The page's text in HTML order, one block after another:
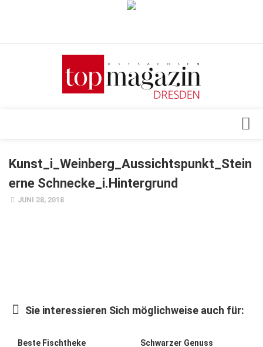
Verkaufsstellen
Top Gesundheitsforum Dresden / Ostsachsen
Mediadaten
Events
Lifestyle
Kunst_i_Weinberg_Aussichtspunkt_Stein
erne Schnecke_i.Hintergrund
JUNI 28, 2018
Sie interessieren Sich möglichweise auch für:
Beste Fischtheke
Schwarzer Genuss